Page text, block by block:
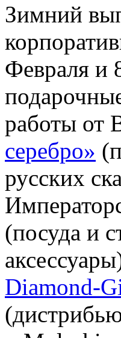
Зимний
Февраля и
работы от
серебро»
русских
(посуда и
Diamond-